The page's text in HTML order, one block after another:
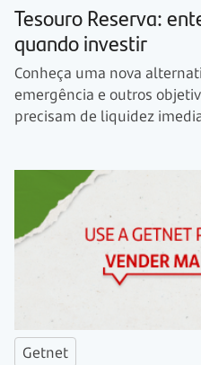
Tesouro Reserva:
quando investir
Conheça uma nova
emergência e outros
precisam de liquidez
Getnet